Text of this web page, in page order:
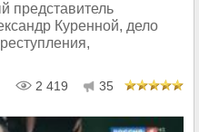
представитель
Куренной, дело
2 419 35